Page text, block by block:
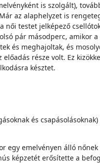
is szolgált),
az alaphelyzet is
testet jelképező
pár másodperc, amikor
és meghajoltak, és
része volt. Ez
késztet.
és
emelvényen álló
képzetét erősítette a